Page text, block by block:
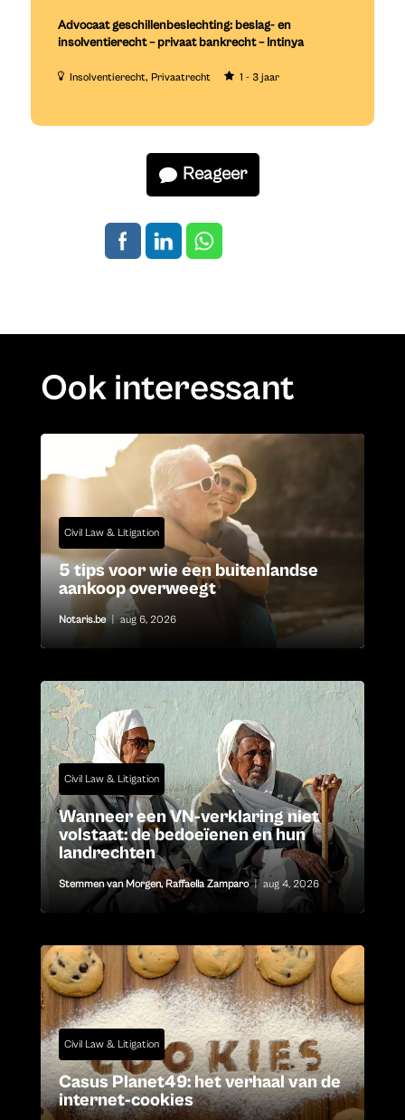
Advocaat geschillenbeslechting: beslag- en
insolventierecht – privaat bankrecht – Intinya
Insolventierecht Privaatrecht 1 - 3 jaar
Reageer
Ook interessant
Civil Law & Litigation
5 tips voor wie een buitenlandse
aankoop overweegt
Notaris.be | aug 6, 2026
Civil Law & Litigation
Wanneer een VN-verklaring niet
volstaat: de bedoeïenen en hun
landrechten
Stemmen van Morgen,Raffaella Zamparo | aug 4, 2026
Civil Law & Litigation
Casus Planet49: het verhaal van de
internet-cookies